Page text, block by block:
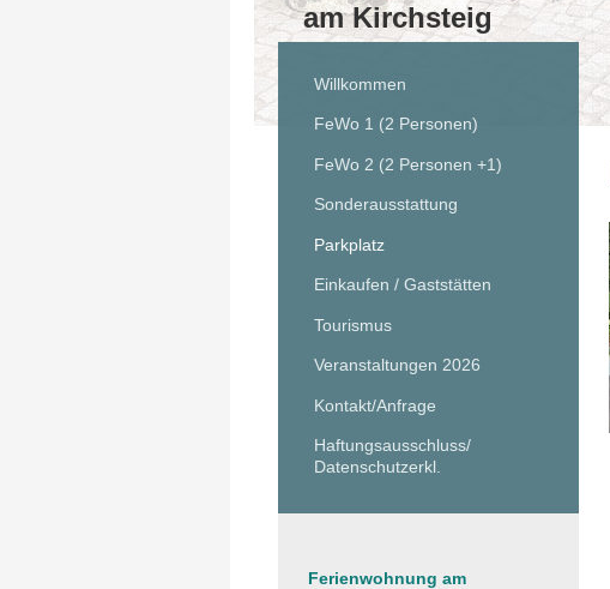
am Kirchsteig
Willkommen
FeWo 1 (2 Personen)
FeWo 2 (2 Personen +1)
Sonderausstattung
Parkplatz
Einkaufen / Gaststätten
Tourismus
Veranstaltungen 2026
Kontakt/Anfrage
Haftungsausschluss/
Datenschutzerkl.
Ferienwohnung am